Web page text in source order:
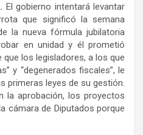
El gobierno intentará levantar
que significó la semana
la nueva fórmula jubilatoria
en unidad y él prometió
que los legisladores, a los que
y “degenerados fiscales”, le
primeras leyes de su gestión.
la aprobación, los proyectos
cámara de Diputados porque